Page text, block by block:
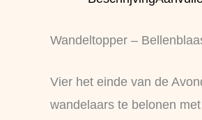
Wandeltopper –
Vier het einde van de
wandelaars te belonen